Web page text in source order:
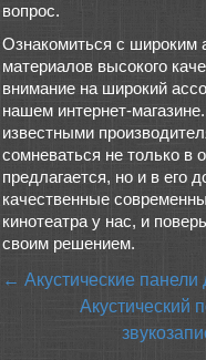
вопрос.
Ознакомиться с широким
материалов высокого
внимание на широкий
нашем интернет-
известными
сомневаться не только в
предлагается, но и в его
качественные
кинотеатра у нас, и
своим решением.
← Акустические панели
Акустический